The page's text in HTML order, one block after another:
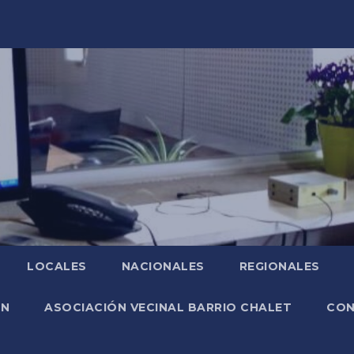
LOCALES NACIONALES REGIONALES
ASOCIACIÓN VECINAL BARRIO CHALET